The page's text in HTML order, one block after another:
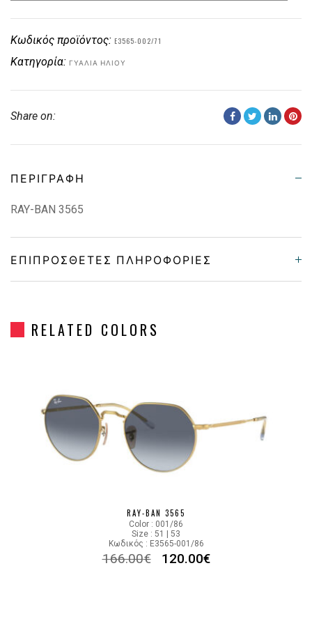
Κωδικός προϊόντος: E3565-002/71
Κατηγορία: ΓΥΑΛΙΆ ΗΛΊΟΥ
Share on:
ΠΕΡΙΓΡΑΦΉ
RAY-BAN 3565
ΕΠΙΠΡΌΣΘΕΤΕΣ ΠΛΗΡΟΦΟΡΊΕΣ
Material Μεταλλικό
Lens Color GRADIENT GRAY
Color code 002/71
RELATED COLORS
RAY-BAN 3565
Color : 001/86
Size : 51 | 53
Κωδικός : E3565-001/86
166.00€ 120.00€